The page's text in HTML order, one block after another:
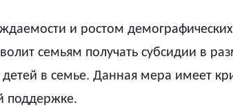
и ростом
семьям получать субсидии в
в семье. Данная мера имеет
поддержке.